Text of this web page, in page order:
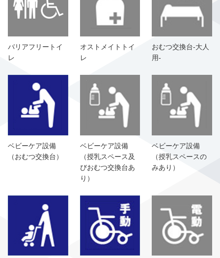
バリアフリートイ
レ
オストメイトトイ
レ
おむつ交換台-大人
用-
ベビーケア設備
（おむつ交換台）
ベビーケア設備
（授乳スペース及
びおむつ交換台あ
り）
ベビーケア設備
（授乳スペースの
みあり）